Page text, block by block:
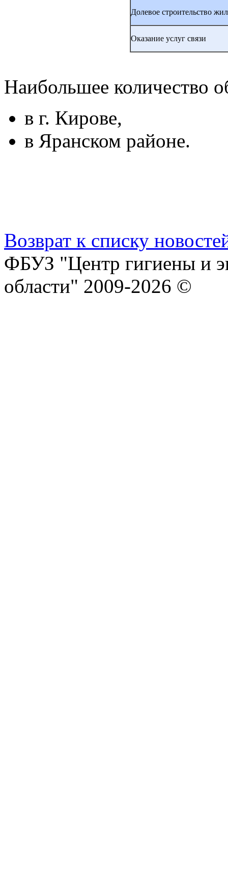
Долевое строительство
Оказание услуг связи
Наибольшее количество
в г. Кирове,
в Яранском районе.
Возврат к списку
ФБУЗ "Центр гигиены и
области" 2009-2026 ©